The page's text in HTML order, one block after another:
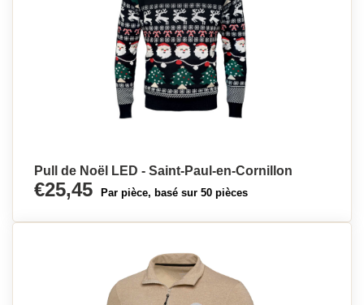
Pull de Noël LED - Saint-Paul-en-Cornillon
€25,45 Par pièce, basé sur 50 pièces